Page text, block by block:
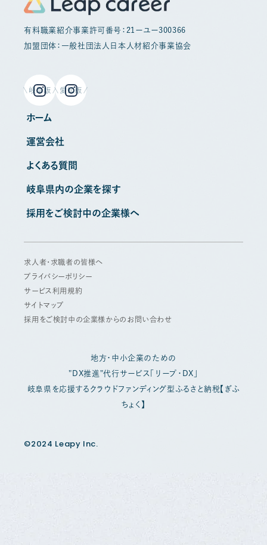
有料職業紹介事業許可番号：21ーユー300366
加盟団体：一般社団法人日本人材紹介事業協会
岐阜版 愛知版
ホーム
運営会社
よくある質問
岐阜県内の企業を探す
採用をご検討中の企業様へ
求人者・求職者の皆様へ
プライバシーポリシー
サービス利用規約
サイトマップ
採用をご検討中の企業様からのお問い合わせ
地方・中小企業のための
"DX推進"代行サービス「リープ・DX」
岐阜県を応援するクラウドファンディング型ふるさと納税【ぎふ
ちょく】
©2024 Leapy Inc.